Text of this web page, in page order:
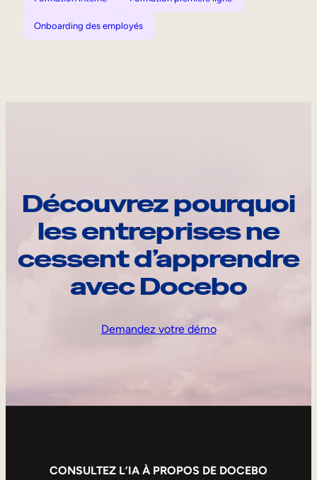
Onboarding des employés
Découvrez pourquoi
les entreprises ne
cessent d’apprendre
avec Docebo
Demandez votre démo
CONSULTEZ L’IA À PROPOS DE DOCEBO